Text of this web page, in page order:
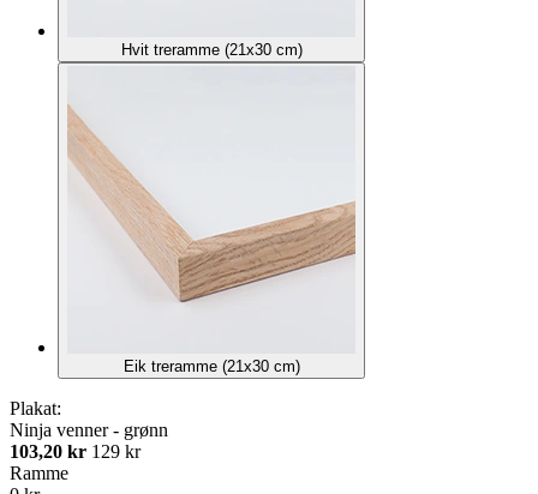
Hvit treramme (21x30 cm)
Eik treramme (21x30 cm)
Plakat:
Ninja venner - grønn
103,20 kr 129 kr
Ramme